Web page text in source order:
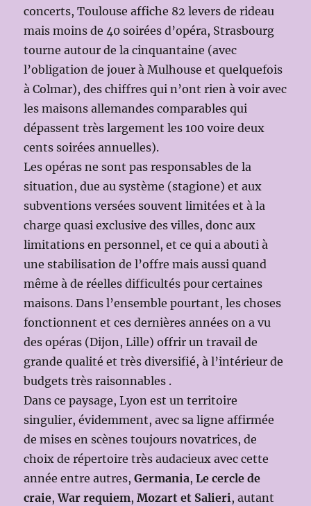
concerts, Toulouse affiche 82 levers de rideau
mais moins de 40 soirées d’opéra, Strasbourg
tourne autour de la cinquantaine (avec
l’obligation de jouer à Mulhouse et quelquefois
à Colmar), des chiffres qui n’ont rien à voir avec
les maisons allemandes comparables qui
dépassent très largement les 100 voire deux
cents soirées annuelles).
Les opéras ne sont pas responsables de la
situation, due au système (stagione) et aux
subventions versées souvent limitées et à la
charge quasi exclusive des villes, donc aux
limitations en personnel, et ce qui a abouti à
une stabilisation de l’offre mais aussi quand
même à de réelles difficultés pour certaines
maisons. Dans l’ensemble pourtant, les choses
fonctionnent et ces dernières années on a vu
des opéras (Dijon, Lille) offrir un travail de
grande qualité et très diversifié, à l’intérieur de
budgets très raisonnables .
Dans ce paysage, Lyon est un territoire
singulier, évidemment, avec sa ligne affirmée
de mises en scènes toujours novatrices, de
choix de répertoire très audacieux avec cette
année entre autres,Germania,Le cercle de
craie,War requiem,Mozart et Salieri, autant